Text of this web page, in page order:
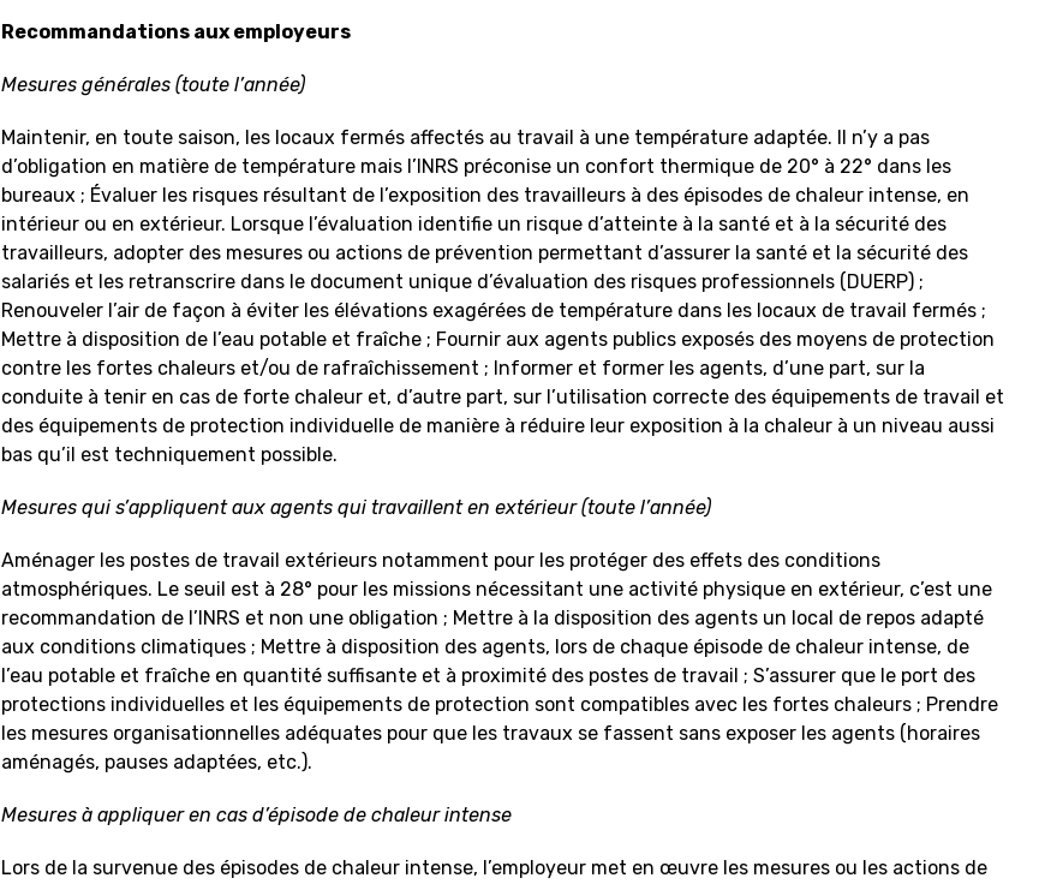
Recommandations aux employeurs
Mesures générales (toute l’année)
Maintenir, en toute saison, les locaux fermés affectés au travail à une température adaptée. Il n’y a pas
d’obligation en matière de température mais l’INRS préconise un confort thermique de 20° à 22° dans les
bureaux ; Évaluer les risques résultant de l’exposition des travailleurs à des épisodes de chaleur intense, en
intérieur ou en extérieur. Lorsque l’évaluation identifie un risque d’atteinte à la santé et à la sécurité des
travailleurs, adopter des mesures ou actions de prévention permettant d’assurer la santé et la sécurité des
salariés et les retranscrire dans le document unique d’évaluation des risques professionnels (DUERP) ;
Renouveler l’air de façon à éviter les élévations exagérées de température dans les locaux de travail fermés ;
Mettre à disposition de l’eau potable et fraîche ; Fournir aux agents publics exposés des moyens de protection
contre les fortes chaleurs et/ou de rafraîchissement ; Informer et former les agents, d’une part, sur la
conduite à tenir en cas de forte chaleur et, d’autre part, sur l’utilisation correcte des équipements de travail et
des équipements de protection individuelle de manière à réduire leur exposition à la chaleur à un niveau aussi
bas qu’il est techniquement possible.
Mesures qui s’appliquent aux agents qui travaillent en extérieur (toute l’année)
Aménager les postes de travail extérieurs notamment pour les protéger des effets des conditions
atmosphériques. Le seuil est à 28° pour les missions nécessitant une activité physique en extérieur, c’est une
recommandation de l’INRS et non une obligation ; Mettre à la disposition des agents un local de repos adapté
aux conditions climatiques ; Mettre à disposition des agents, lors de chaque épisode de chaleur intense, de
l’eau potable et fraîche en quantité suffisante et à proximité des postes de travail ; S’assurer que le port des
protections individuelles et les équipements de protection sont compatibles avec les fortes chaleurs ; Prendre
les mesures organisationnelles adéquates pour que les travaux se fassent sans exposer les agents (horaires
aménagés, pauses adaptées, etc.).
Mesures à appliquer en cas d’épisode de chaleur intense
Lors de la survenue des épisodes de chaleur intense, l’employeur met en œuvre les mesures ou les actions de